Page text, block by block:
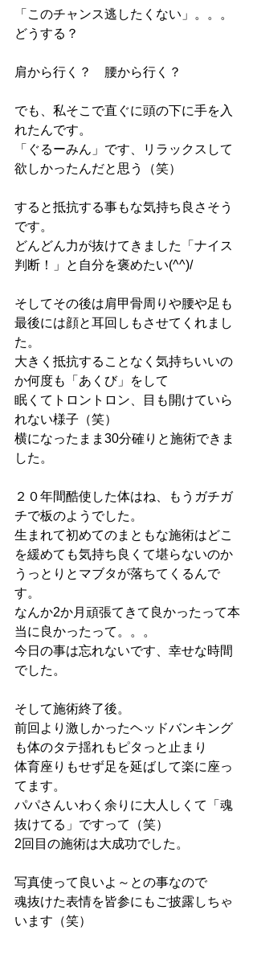
「このチャンス逃したくない」。。。
どうする？
肩から行く？　腰から行く？
でも、私そこで直ぐに頭の下に手を入
れたんです。
「ぐるーみん」です、リラックスして
欲しかったんだと思う（笑）
すると抵抗する事もな気持ち良さそう
です。
どんどん力が抜けてきました「ナイス
判断！」と自分を褒めたい(^^)/
そしてその後は肩甲骨周りや腰や足も
最後には顔と耳回しもさせてくれまし
た。
大きく抵抗することなく気持ちいいの
か何度も「あくび」をして
眠くてトロントロン、目も開けていら
れない様子（笑）
横になったまま30分確りと施術できま
した。
２０年間酷使した体はね、もうガチガ
チで板のようでした。
生まれて初めてのまともな施術はどこ
を緩めても気持ち良くて堪らないのか
うっとりとマブタが落ちてくるんで
す。
なんか2か月頑張てきて良かったって本
当に良かったって。。。
今日の事は忘れないです、幸せな時間
でした。
そして施術終了後。
前回より激しかったヘッドバンキング
も体のタテ揺れもピタっと止まり
体育座りもせず足を延ばして楽に座っ
てます。
パパさんいわく余りに大人しくて「魂
抜けてる」ですって（笑）
2回目の施術は大成功でした。
写真使って良いよ～との事なので
魂抜けた表情を皆参にもご披露しちゃ
います（笑）